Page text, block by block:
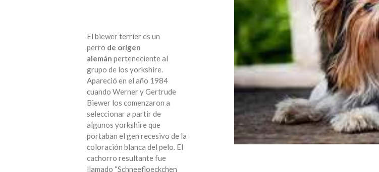
El biewer terrier es un
perro de origen
alemán perteneciente al
grupo de los yorkshire.
Apareció en el año 1984
cuando Werner y Gertrude
Biewer los comenzaron a
seleccionar a partir de
algunos yorkshire que
portaban el gen recesivo de la
coloración blanca del pelo. El
cachorro resultante fue
llamado “Schneefloeckchen